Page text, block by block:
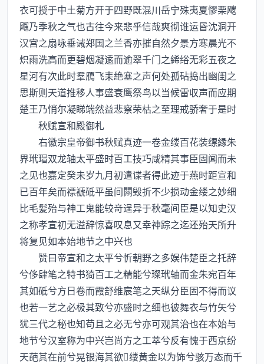
衣可授于中土菊方开于四野既混川岳宁殊夷夏憀栗飕
飗乃季秋之气也古往今来悲乎信哉爽彻谁运昬沈洞开
汉宫之扇咏垂诫郑国之兰香亦摧自然夕景方寒晨光不
炽雨洗高而更碧烟凝逺而逾翠千门之絺绤无彩五夜之
星河有次此时羣鴈飞耒絶塞之声何处孤砧捣出幽闺之
思斯则天道推移人事盛衰鹰祭鸟以当候雷収声而应期
楚王乃悄尔凝睇端然益悲察荣枯之至理戒骄奢于是时
秋赋宣和殿御札
右徽宗皇帝御书秋赋真迹一卷金缕百花装缥縁朱
界玳瑁双龙轴太平盛时百工技巧咸精其事臣固闻而未
之见也嘉定癸未岁九月初遣谍者得此迹于燕时距宣和
已百年矣而褾褫砥平虽间闗毁折不少损动金缕之妙细
比毛髪殆与神工鬼能较竒逞异于秋毫间臣是以知史汉
之称孝宣初无溢辞惊喜叹息又幸神踪之迄还殆天所升
将复见如本始地节之中兴也
赞曰帝宣和之太平兮忻朝野之多娱伟楚臣之托辞
兮侈肆笔之特书猗百工之精能兮璨玳轴而金朱宛百年
其如砥兮方日卷而霞舒维宸笔之天纵分臣固不得而议
也若一艺之必极其致兮亦盛时之细也彼舞衣与竹矢兮
犹三代之秘也知苟且之必无兮亦可观其治也在本始与
地节兮汉室称为中兴岂尚方之工萃兮反有愧于西京纷
天葩其在前兮晃银海其欲缕黄金以为饰兮骇万态而千